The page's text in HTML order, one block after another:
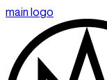
main logo